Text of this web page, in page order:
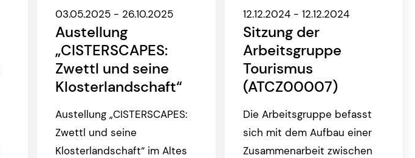
03.05.2025 - 26.10.2025
Austellung
„CISTERSCAPES:
Zwettl und seine
Klosterlandschaft“
Austellung „CISTERSCAPES:
Zwettl und seine
Klosterlandschaft“ im Altes
12.12.2024 - 12.12.2024
Sitzung der
Arbeitsgruppe
Tourismus
(ATCZ00007)
Die Arbeitsgruppe befasst
sich mit dem Aufbau einer
Zusammenarbeit zwischen